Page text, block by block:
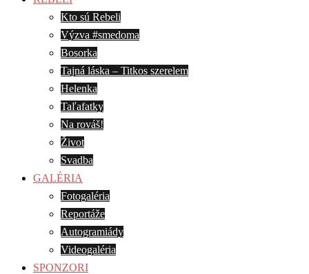
Kto sú Rebeli
Výzva #smedoma
Bosorka
Tajná láska – Titkos szerelem
Helenka
Taľafatky
Na rováš!
Život
Svadba
GALÉRIA
Fotogaléria
Reportáže
Autogramiády
Videogaléria
SPONZORI